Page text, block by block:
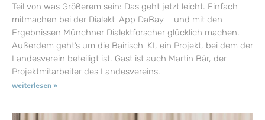
Teil von was Größerem sein: Das geht jetzt leicht. Einfach
mitmachen bei der Dialekt-App DaBay – und mit den
Ergebnissen Münchner Dialektforscher glücklich machen.
Außerdem geht’s um die Bairisch-KI, ein Projekt, bei dem der
Landesverein beteiligt ist. Gast ist auch Martin Bär, der
Projektmitarbeiter des Landesvereins.
weiterlesen »